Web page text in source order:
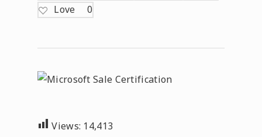
Love
0
Views: 14,413